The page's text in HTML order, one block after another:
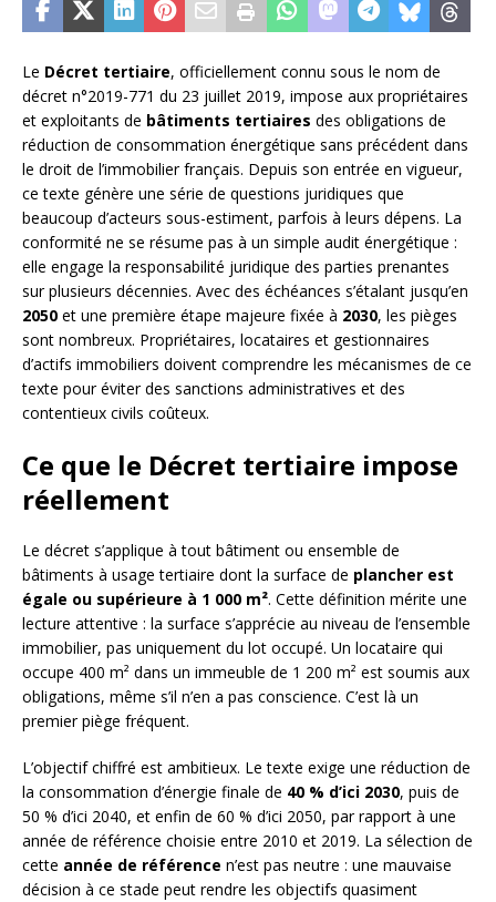
Le Décret tertiaire, officiellement connu sous le nom de
décret n°2019-771 du 23 juillet 2019, impose aux propriétaires
et exploitants de bâtiments tertiaires des obligations de
réduction de consommation énergétique sans précédent dans
le droit de l’immobilier français. Depuis son entrée en vigueur,
ce texte génère une série de questions juridiques que
beaucoup d’acteurs sous-estiment, parfois à leurs dépens. La
conformité ne se résume pas à un simple audit énergétique :
elle engage la responsabilité juridique des parties prenantes
sur plusieurs décennies. Avec des échéances s’étalant jusqu’en
2050 et une première étape majeure fixée à 2030, les pièges
sont nombreux. Propriétaires, locataires et gestionnaires
d’actifs immobiliers doivent comprendre les mécanismes de ce
texte pour éviter des sanctions administratives et des
contentieux civils coûteux.
Ce que le Décret tertiaire impose
réellement
Le décret s’applique à tout bâtiment ou ensemble de
bâtiments à usage tertiaire dont la surface de plancher est
égale ou supérieure à 1 000 m². Cette définition mérite une
lecture attentive : la surface s’apprécie au niveau de l’ensemble
immobilier, pas uniquement du lot occupé. Un locataire qui
occupe 400 m² dans un immeuble de 1 200 m² est soumis aux
obligations, même s’il n’en a pas conscience. C’est là un
premier piège fréquent.
L’objectif chiffré est ambitieux. Le texte exige une réduction de
la consommation d’énergie finale de 40 % d’ici 2030, puis de
50 % d’ici 2040, et enfin de 60 % d’ici 2050, par rapport à une
année de référence choisie entre 2010 et 2019. La sélection de
cette année de référence n’est pas neutre : une mauvaise
décision à ce stade peut rendre les objectifs quasiment